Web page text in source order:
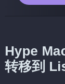
Hype
转移到